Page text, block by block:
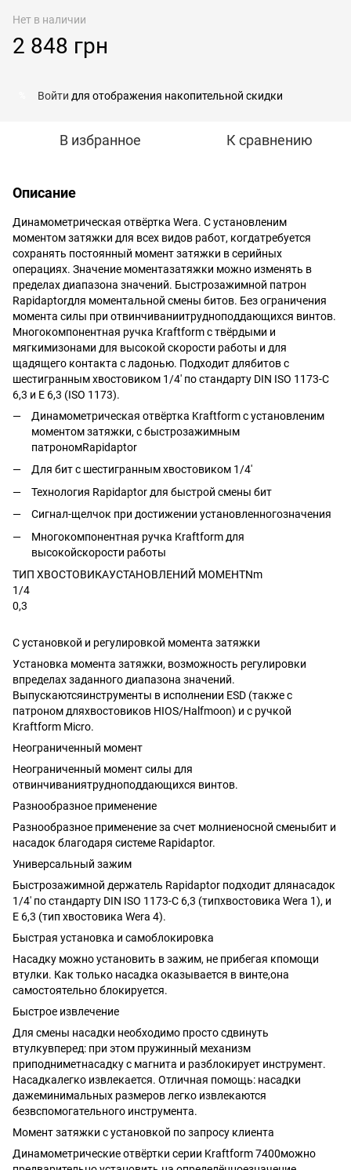
Нет в наличии
2 848 грн
Войти для отображения накопительной скидки
В избранное К сравнению
Описание
Динамометрическая отвёртка Wera. С установленим
моментом затяжки для всех видов работ, когдатребуется
сохранять постоянный момент затяжки в серийных
операциях. Значение моментазатяжки можно изменять в
пределах диапазона значений. Быстрозажимной патрон
Rapidaptorдля моментальной смены битов. Без ограничения
момента силы при отвинчиваниитрудноподдающихся винтов.
Многокомпонентная ручка Kraftform с твёрдыми и
мягкимизонами для высокой скорости работы и для
щадящего контакта с ладонью. Подходит длябитов с
шестигранным хвостовиком 1/4' по стандарту DIN ISO 1173-C
6,3 и E 6,3 (ISO 1173).
Динамометрическая отвёртка Kraftform с установленим
моментом затяжки, с быстрозажимным
патрономRapidaptor
Для бит с шестигранным хвостовиком 1/4'
Технология Rapidaptor для быстрой смены бит
Сигнал-щелчок при достижении установленногозначения
Многокомпонентная ручка Kraftform для
высокойскорости работы
ТИП ХВОСТОВИКАУСТАНОВЛЕНИЙ МОМЕНТNm
1/4
0,3
С установкой и регулировкой момента затяжки
Установка момента затяжки, возможность регулировки
впределах заданного диапазона значений.
Выпускаютсяинструменты в исполнении ESD (также с
патроном дляхвостовиков HIOS/Halfmoon) и с ручкой
Kraftform Micro.
Неограниченный момент
Неограниченный момент силы для
отвинчиваниятрудноподдающихся винтов.
Разнообразное применение
Разнообразное применение за счет молниеносной сменыбит и
насадок благодаря системе Rapidaptor.
Универсальный зажим
Быстрозажимной держатель Rapidaptor подходит длянасадок
1/4' по стандарту DIN ISO 1173-C 6,3 (типхвостовика Wera 1), и
E 6,3 (тип хвостовика Wera 4).
Быстрая установка и самоблокировка
Насадку можно установить в зажим, не прибегая кпомощи
втулки. Как только насадка оказывается в винте,она
самостоятельно блокируется.
Быстрое извлечение
Для смены насадки необходимо просто сдвинуть
втулкувперед: при этом пружинный механизм
приподниметнасадку с магнита и разблокирует инструмент.
Насадкалегко извлекается. Отличная помощь: насадки
дажеминимальных размеров легко извлекаются
безвспомогательного инструмента.
Момент затяжки с установкой по запросу клиента
Динамометрические отвёртки серии Kraftform 7400можно